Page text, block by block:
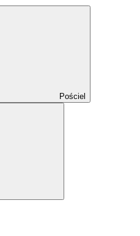
Pościel